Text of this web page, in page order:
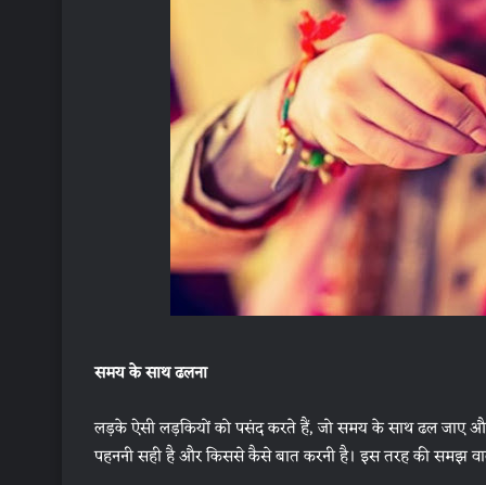
समय के साथ ढलना
लड़के ऐसी लड़कियों को पसंद करते हैं, जो समय के साथ ढल जाए
पहननी सही है और किससे कैसे बात करनी है। इस तरह की समझ